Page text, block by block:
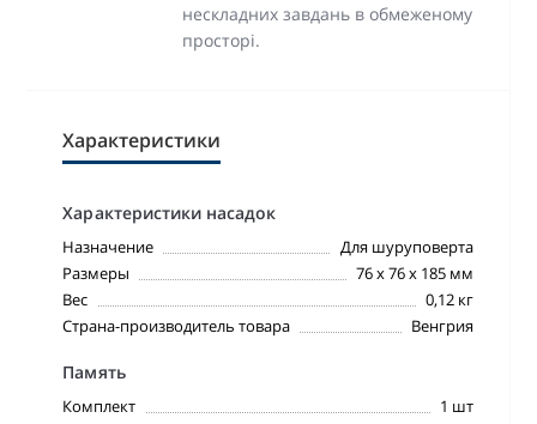
нескладних завдань в обмеженому
просторі.
Характеристики
Характеристики насадок
Назначение
Для шуруповерта
Размеры
76 x 76 x 185 мм
Вес
0,12 кг
Страна-производитель товара
Венгрия
Память
Комплект 1 шт